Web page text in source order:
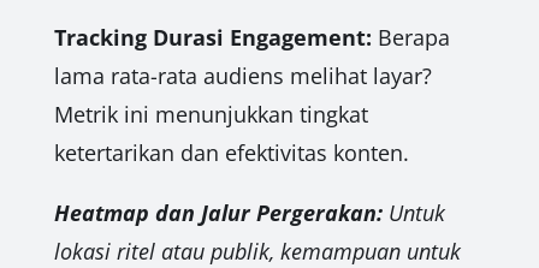
Tracking Durasi Engagement: Berapa
lama rata-rata audiens melihat layar?
Metrik ini menunjukkan tingkat
ketertarikan dan efektivitas konten.
Heatmap dan Jalur Pergerakan:Untuk
lokasi ritel atau publik, kemampuan untuk